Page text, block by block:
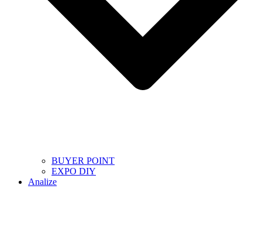
BUYER POINT
EXPO DIY
Analize